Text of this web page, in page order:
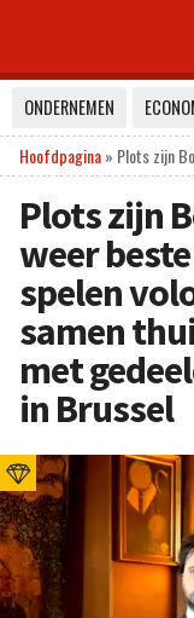
ONDERNEMEN
Hoofdpagina» Plots zijn
Plots zijn
weer
spelen
samen
met
in Brussel